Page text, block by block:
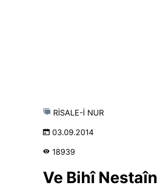
RİSALE-İ NUR
03.09.2014
18939
Ve Bihî Nestaîn